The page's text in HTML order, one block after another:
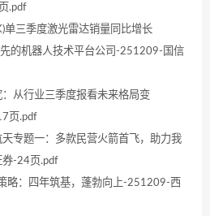
.pdf
三季度激光雷达销量同比增长
的机器人技术平台公司-251209-国信
从行业三季度报看未来格局变
页.pdf
专题一：多款民营火箭首飞，助力我
券-24页.pdf
略：四年筑基，蓬勃向上-251209-西